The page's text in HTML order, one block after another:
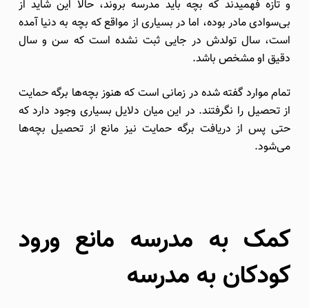
و تازه فهمیدند که بچه باید مدرسه بروند، حالا این شاید از
بی‌سوادی مادر بوده، اما در بسیاری از مواقع که بچه به دنیا آمده
است، سال تولدش در جایی ثبت نشده است که سن و سال
دقیق او مشخص باشد.
تمام موارد گفته شده در زمانی است که هنوز بچه‌ها برگه حمایت
از تحصیل را نگرفتند. در این میان دلایل بسیاری وجود دارد که
حتی پس از دریافت برگه حمایت نیز مانع از تحصیل بچه‌ها
می‌شود.
کمک به مدرسه مانع ورود
کودکان به مدرسه